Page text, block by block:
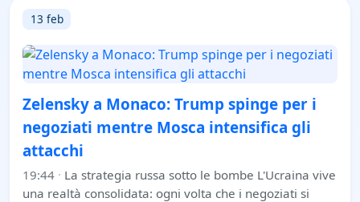
13 feb
Zelensky a Monaco: Trump spinge per i
negoziati mentre Mosca intensifica gli
attacchi
19:44 · La strategia russa sotto le bombe L'Ucraina vive
una realtà consolidata: ogni volta che i negoziati si